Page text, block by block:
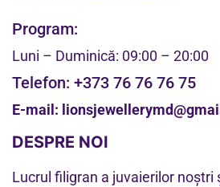
Program:
Luni – Duminică: 09:00 – 20:00
Telefon: +373 76 76 76 75
E-mail:
DESPRE NOI
Lucrul filigran a juvaierilor noștri